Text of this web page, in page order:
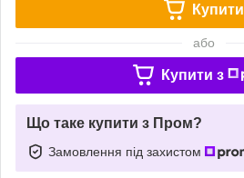
Купити
або
Купити з
Що таке купити з Пром?
Замовлення під захистом